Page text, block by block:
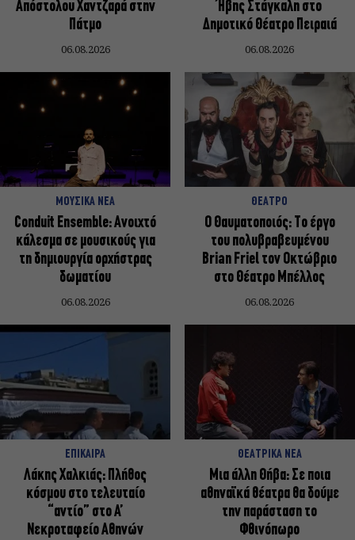
Απόστολου Χαντζαρά στην
Πάτμο
06.08.2026
Ήβης Στάγκαλη στο
Δημοτικό Θέατρο Πειραιά
06.08.2026
ΜΟΥΣΙΚΑ ΝΕΑ
Conduit Ensemble: Ανοιχτό
κάλεσμα σε μουσικούς για
τη δημιουργία ορχήστρας
δωματίου
06.08.2026
ΘΕΑΤΡΟ
Ο Θαυματοποιός: Το έργο
του πολυβραβευμένου
Brian Friel τον Οκτώβριο
στο Θέατρο Μπέλλος
06.08.2026
ΕΠΙΚΑΙΡΑ
Λάκης Χαλκιάς: Πλήθος
κόσμου στο τελευταίο
“αντίο” στο Α’
Νεκροταφείο Αθηνών
ΘΕΑΤΡΙΚΑ ΝΕΑ
Μια άλλη Θήβα: Σε ποια
αθηναϊκά θέατρα θα δούμε
την παράσταση το
Φθινόπωρο